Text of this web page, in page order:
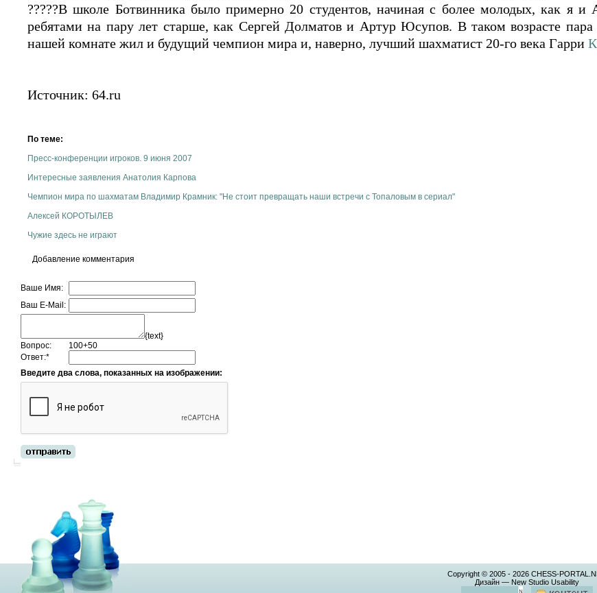
?????В школе Ботвинника было примерно 20 студентов, начиная с более молодых, как я и
ребятами на пару лет старше, как Сергей Долматов и Артур Юсупов. В таком возрасте
нашей комнате жил и будущий чемпион мира и, наверно, лучший шахматист 20-го века Гарри
Источник: 64.ru
По теме:
Пресс-конференции игроков. 9 июня 2007
Интересные заявления Анатолия Карпова
Чемпион мира по шахматам Владимир Крамник: "Не стоит превращать наши встречи с Топаловым в сериал"
Алексей КОРОТЫЛЕВ
Чужие здесь не играют
Добавление комментария
Ваше Имя:
Ваш E-Mail:
{text}
Вопрос:
100+50
Ответ:*
Введите два слова, показанных на изображении:
Copyright © 2005 - 2026 CHESS-
Дизайн — New Studio Usability